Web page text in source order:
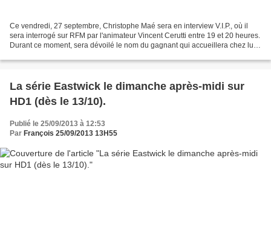
Ce vendredi, 27 septembre, Christophe Maé sera en interview V.I.P., où il
sera interrogé sur RFM par l'animateur Vincent Cerutti entre 19 et 20 heures.
Durant ce moment, sera dévoilé le nom du gagnant qui accueillera chez lui
La série Eastwick le dimanche après-midi sur
HD1 (dès le 13/10).
Publié le 25/09/2013 à 12:53
Par François 25/09/2013 13H55